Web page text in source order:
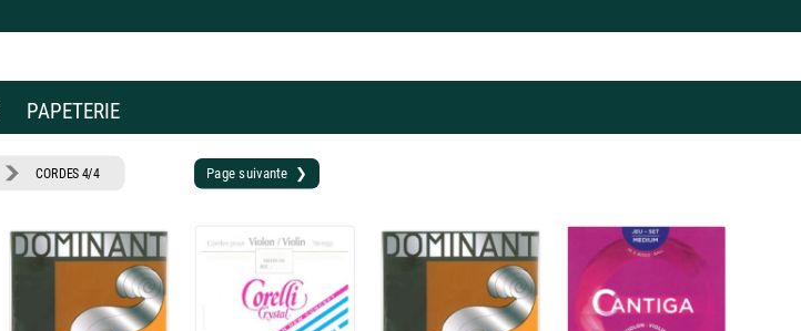
PAPETERIE
Page suivante ❯
CORDES 4/4